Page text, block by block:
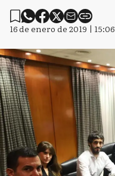
16 de enero de 2019 | 15:06